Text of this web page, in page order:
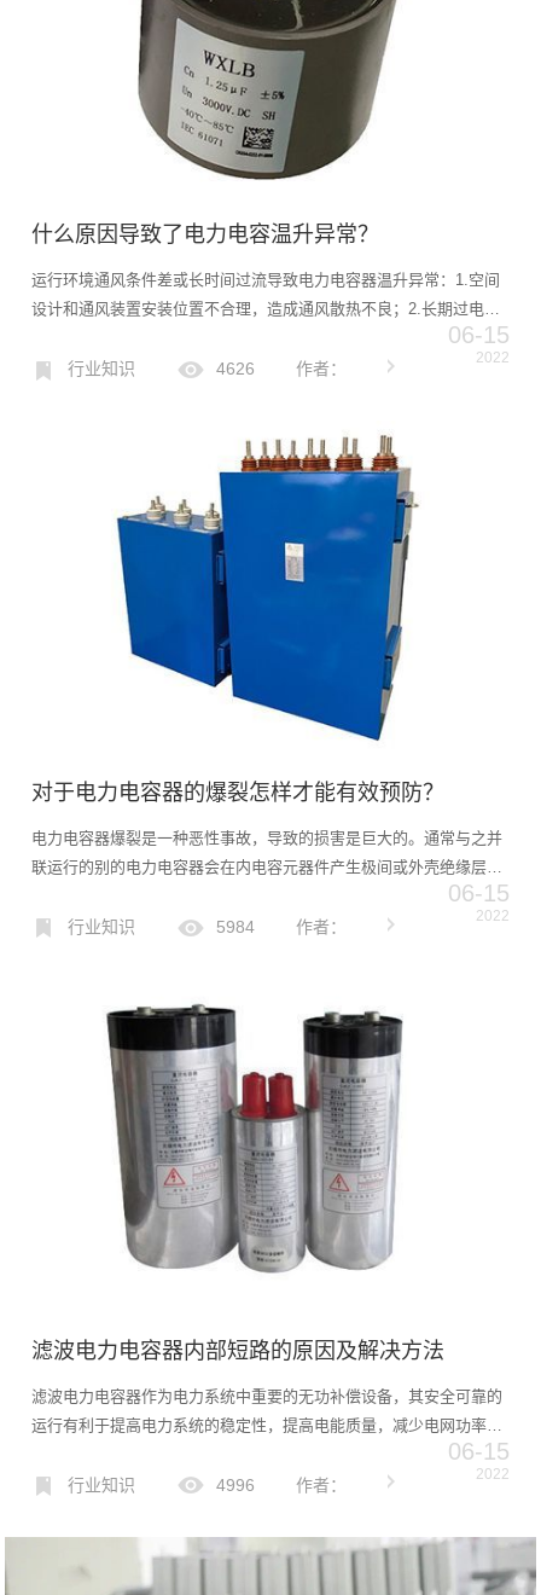
什么原因导致了电力电容温升异常？
运行环境通风条件差或长时间过流导致电力电容器温升异常：1.空间
设计和通风装置安装位置不合理，造成通风散热不良；2.长期过电压
操作导致电容器过电流加热增加；3.电容器过流发热也可能是由于整
流产生的高次谐波所致。4.电容器介质老化、绝缘受潮、内...
行业知识 4626 作者：
06-15
2022
对于电力电容器的爆裂怎样才能有效预防？
电力电容器爆裂是一种恶性事故，导致的损害是巨大的。通常与之并
联运行的别的电力电容器会在内电容元器件产生极间或外壳绝缘层击
穿时充电放出故障电容器。假如注入电力电容器比外壳所能承担的爆
裂能量大，电力电容器爆裂喷油，导致火灾事故，危害全站设备安
行业知识 5984 作者：
06-15
2022
滤波电力电容器内部短路的原因及解决方法
滤波电力电容器作为电力系统中重要的无功补偿设备，其安全可靠的
运行有利于提高电力系统的稳定性，提高电能质量，减少电网功率损
耗。然而，由于设备制造质量、补偿电路设计、系统谐波、运行环境
等因素，电力电容器不时发生故障。让我们在下面分析一下。滤波
行业知识 4996 作者：
06-15
2022